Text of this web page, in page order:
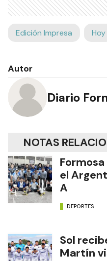
Edición Impresa Hoy
Autor
Diario
NOTAS
el
A
DEPORTES
Sol
Martín